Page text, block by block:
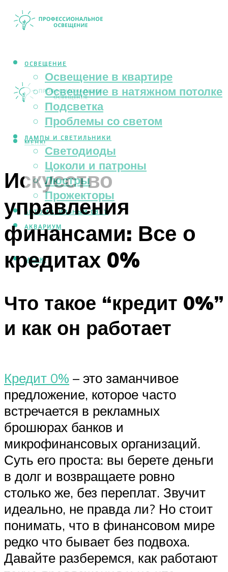
ОСВЕЩЕНИЕ
Освещение в квартире
Освещение в натяжном потолке
Подсветка
Проблемы со светом
ЛАМПЫ И СВЕТИЛЬНИКИ
Светодиоды
Цоколи и патроны
Люстры
Прожекторы
АВТОМОБИЛЬНЫЙ СВЕТ
АКВАРИУМ
МЕНЮ
МЕНЮ
Искусство
управления
финансами: Все о
кредитах 0%
Что такое “кредит 0%”
и как он работает
Кредит 0% – это заманчивое
предложение, которое часто
встречается в рекламных
брошюрах банков и
микрофинансовых организаций.
Суть его проста: вы берете деньги
в долг и возвращаете ровно
столько же, без переплат. Звучит
идеально, не правда ли? Но стоит
понимать, что в финансовом мире
редко что бывает без подвоха.
Давайте разберемся, как работают